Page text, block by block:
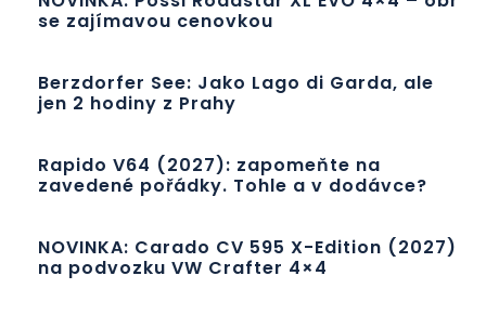
se zajímavou cenovkou
Berzdorfer See: Jako Lago di Garda, ale
jen 2 hodiny z Prahy
Rapido V64 (2027): zapomeňte na
zavedené pořádky. Tohle a v dodávce?
NOVINKA: Carado CV 595 X-Edition (2027)
na podvozku VW Crafter 4×4